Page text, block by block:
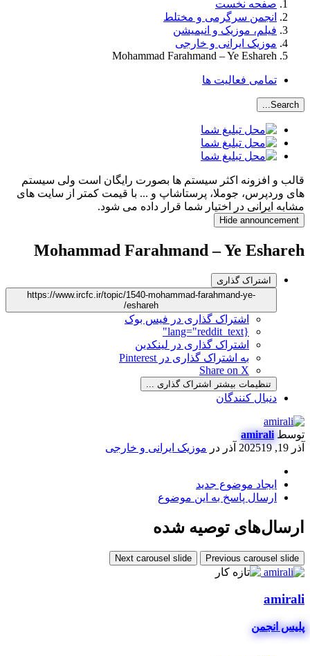
صفحه نخست
انجمن سرگرمی و مختلط
فیلم، موزیک و انیمیشن
موزیک ایرانی و خارجی
Mohammad Farahmand – Ye Eshareh
تمامی فعالیت ها
Search...
قالب و افزونه اکثر سیستم ها بصورت رایگان است ولی سیستم
های وردپرس، جوملا، پرستاشاپ و ... با قیمت کمتر از سایت های
مشابه ایرانی در اختیار شما قرار داده می شود.
Hide announcement
Mohammad Farahmand – Ye Eshareh
اشتراک گذاری
https://www.ircfc.ir/topic/1540-mohammad-farahmand-ye-
eshareh/
اشتراک گذاری در فیس بوک
{lang="reddit_text"
اشتراک گذاری در لینکدین
به اشتراک گذاری در Pinterest
Share on X
تنظیمات بیشتر اشتراک گذاری ...
دنبال کنندگان
توسطamirali
آذر 19, 2025
19 آذر در موزیک ایرانی و خارجی
ایجاد موضوع جدید
ارسال پاسخ به این موضوع
ارسال‌های توصیه شده
Previous carousel slide
Next carousel slide
amirali
پلیس انجمن